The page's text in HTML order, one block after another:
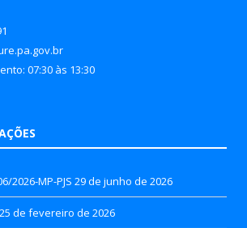
07:30 às 13:30
2026-MP-PJS 29 de junho de 2026
25 de fevereiro de 2026